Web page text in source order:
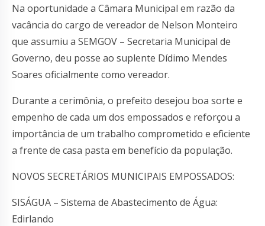
Na oportunidade a Câmara Municipal em razão da
vacância do cargo de vereador de Nelson Monteiro
que assumiu a SEMGOV – Secretaria Municipal de
Governo, deu posse ao suplente Dídimo Mendes
Soares oficialmente como vereador.
Durante a cerimônia, o prefeito desejou boa sorte e
empenho de cada um dos empossados e reforçou a
importância de um trabalho comprometido e eficiente
a frente de casa pasta em benefício da população.
NOVOS SECRETÁRIOS MUNICIPAIS EMPOSSADOS:
SISÁGUA – Sistema de Abastecimento de Água:
Edirlando